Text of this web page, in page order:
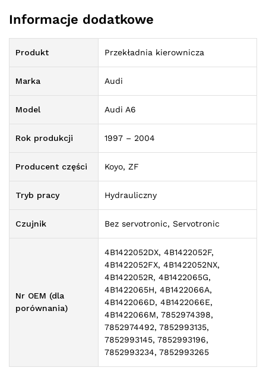
Informacje dodatkowe
Produkt Przekładnia kierownicza
Marka Audi
Model Audi A6
Rok produkcji 1997 – 2004
Producent części Koyo, ZF
Tryb pracy Hydrauliczny
Czujnik Bez servotronic, Servotronic
Nr OEM (dla
porównania)
4B1422052DX, 4B1422052F,
4B1422052FX, 4B1422052NX,
4B1422052R, 4B1422065G,
4B1422065H, 4B1422066A,
4B1422066D, 4B1422066E,
4B1422066M, 7852974398,
7852974492, 7852993135,
7852993145, 7852993196,
7852993234, 7852993265